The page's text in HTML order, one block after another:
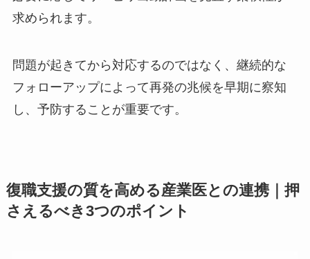
が、本人の安心感につながります。
ステップ4：復職後の定期的なフォローアッ
プ面談と計画の見直しを行う
いるかを確認します。面談では、体調の変化や業
務の負荷、人間関係の悩みなどをヒアリングし、